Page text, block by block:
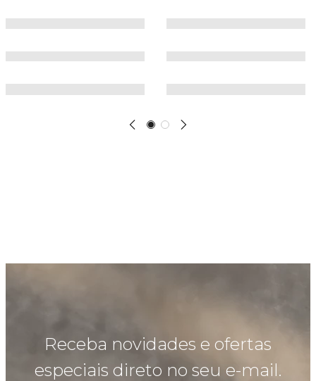
Receba novidades e ofertas
especiais direto no seu e-mail.